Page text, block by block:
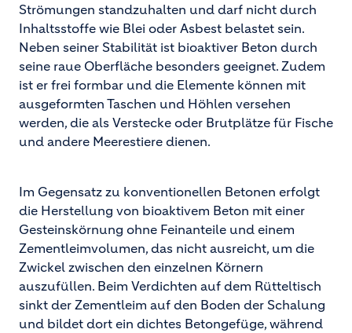
Strömungen standzuhalten und darf nicht durch
Inhaltsstoffe wie Blei oder Asbest belastet sein.
Neben seiner Stabilität ist bioaktiver Beton durch
seine raue Oberfläche besonders geeignet. Zudem
ist er frei formbar und die Elemente können mit
ausgeformten Taschen und Höhlen versehen
werden, die als Verstecke oder Brutplätze für Fische
und andere Meerestiere dienen.
Im Gegensatz zu konventionellen Betonen erfolgt
die Herstellung von bioaktivem Beton mit einer
Gesteinskörnung ohne Feinanteile und einem
Zementleimvolumen, das nicht ausreicht, um die
Zwickel zwischen den einzelnen Körnern
auszufüllen. Beim Verdichten auf dem Rütteltisch
sinkt der Zementleim auf den Boden der Schalung
und bildet dort ein dichtes Betongefüge, während